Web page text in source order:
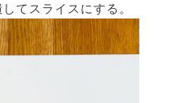
てスライスにする。